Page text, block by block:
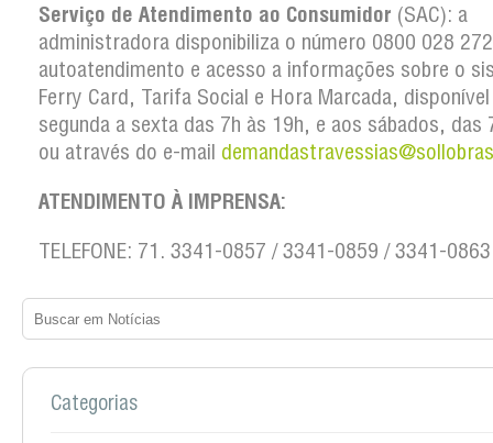
Serviço de Atendimento ao Consumidor (SAC): a
administradora disponibiliza o número 0800 028
autoatendimento e acesso a informações sobre o
Ferry Card, Tarifa Social e Hora Marcada,
segunda a sexta das 7h às 19h, e aos sábados, das
ou através do e-mail
ATENDIMENTO À IMPRENSA:
TELEFONE: 71. 3341-0857 / 3341-0859 / 3341-0863
Categorias